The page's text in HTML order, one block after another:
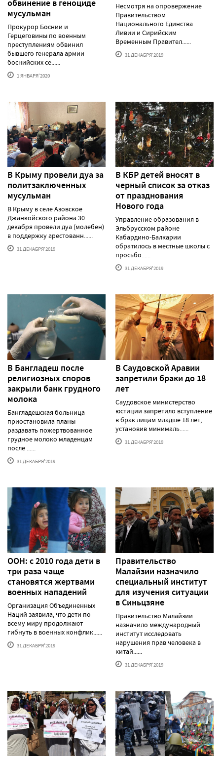
обвинение в геноциде
мусульман
Прокурор Боснии и
Герцеговины по военным
преступлениям обвинил
бывшего генерала армии
боснийских се......
1 ЯНВАРЯ'2020
Несмотря на опровержение
Правительством
Национального Единства
Ливии и Сирийским
Временным Правител......
31 ДЕКАБРЯ'2019
В Крыму провели дуа за
политзаключенных
мусульман
В Крыму в селе Азовское
Джанкойского района 30
декабря провели дуа (молебен)
в поддержку арестованн......
31 ДЕКАБРЯ'2019
В КБР детей вносят в
черный список за отказ
от празднования
Нового года
Управление образования в
Эльбрусском районе
Кабардино-Балкарии
обратилось в местные школы с
просьбо......
31 ДЕКАБРЯ'2019
В Бангладеш после
религиозных споров
закрыли банк грудного
молока
Бангладешская больница
приостановила планы
раздавать пожертвованное
грудное молоко младенцам
после ......
31 ДЕКАБРЯ'2019
В Саудовской Аравии
запретили браки до 18
лет
Саудовское министерство
юстиции запретило вступление
в брак лицам младше 18 лет,
установив минималь......
31 ДЕКАБРЯ'2019
ООН: с 2010 года дети в
три раза чаще
становятся жертвами
военных нападений
Организация Объединенных
Наций заявила, что дети по
всему миру продолжают
гибнуть в военных конфлик......
31 ДЕКАБРЯ'2019
Правительство
Малайзии назначило
специальный институт
для изучения ситуации
в Синьцзяне
Правительство Малайзии
назначило международный
институт исследовать
нарушения прав человека в
китай......
31 ДЕКАБРЯ'2019